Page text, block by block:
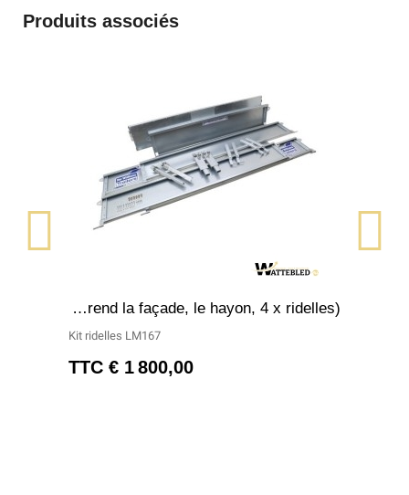
Produits associés
APERÇU RAPIDE
KIT DE RIDELLES - LM167G (comprend la façade, le hayon, 4 x ridelles)
Kit ridelles LM167
1 800,00 €